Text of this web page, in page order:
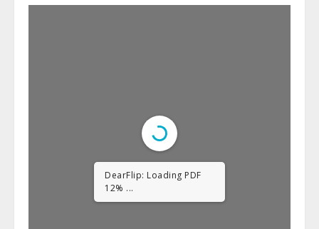
DearFlip: Loading PDF
23% ...